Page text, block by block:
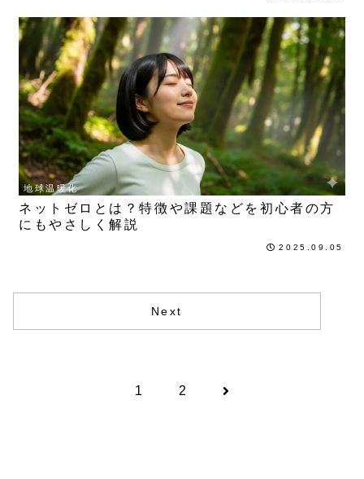
地球温暖化
ネットゼロとは？特徴や課題などを初心者の方
にもやさしく解説
2025.09.05
Next
1 2
次